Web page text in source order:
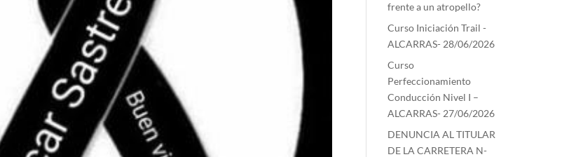
frente a un atropello?
Curso Iniciación Trail -
ALCARRAS- 28/06/2026
Curso
Perfeccionamiento
Conducción Nivel I –
ALCARRAS- 27/06/2026
DENUNCIA AL TITULAR
DE LA CARRETERA N-